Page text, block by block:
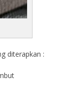
diterapkan :